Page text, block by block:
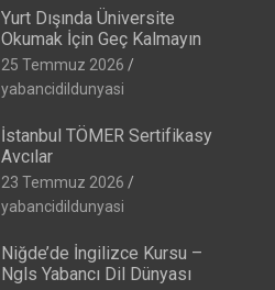
Yurt Dışında Üniversite
Okumak İçin Geç Kalmayın
25 Temmuz 2026
yabancidildunyasi
İstanbul TÖMER Sertifikasy
Avcılar
23 Temmuz 2026
yabancidildunyasi
Niğde’de İngilizce Kursu –
Ngls Yabancı Dil Dünyası